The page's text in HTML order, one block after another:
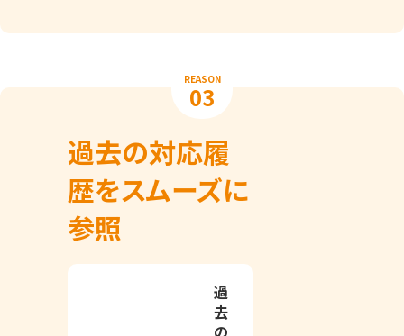
REASON
03
過去の対応履
歴をスムーズに
参照
過
去
の